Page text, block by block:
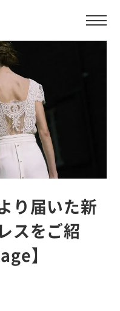
り届いた新
スをご紹
】